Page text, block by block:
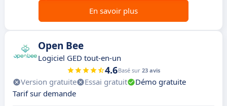
En savoir plus
Open Bee
Logiciel GED tout-en-un
4.6Basé sur 23 avis
Version gratuite Essai gratuit
Démo gratuite
Tarif sur demande